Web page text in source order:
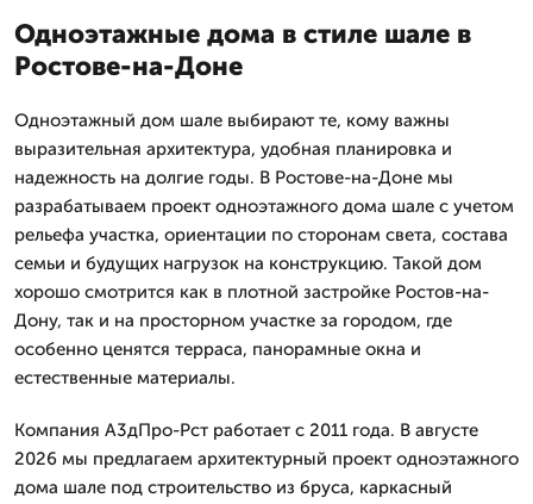
Одноэтажные дома в стиле шале в
Ростове-на-Доне
Одноэтажный дом шале выбирают те, кому важны
выразительная архитектура, удобная планировка и
надежность на долгие годы. В Ростове-на-Доне мы
разрабатываем проект одноэтажного дома шале с учетом
рельефа участка, ориентации по сторонам света, состава
семьи и будущих нагрузок на конструкцию. Такой дом
хорошо смотрится как в плотной застройке Ростов-на-
Дону, так и на просторном участке за городом, где
особенно ценятся терраса, панорамные окна и
естественные материалы.
Компания А3дПро-Рст работает с 2011 года. В августе
2026 мы предлагаем архитектурный проект одноэтажного
дома шале под строительство из бруса, каркасный